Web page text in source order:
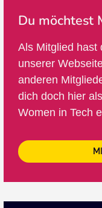
Du möchtest
Als Mitglied hast
unserer
anderen
dich doch hier
Women in Tech